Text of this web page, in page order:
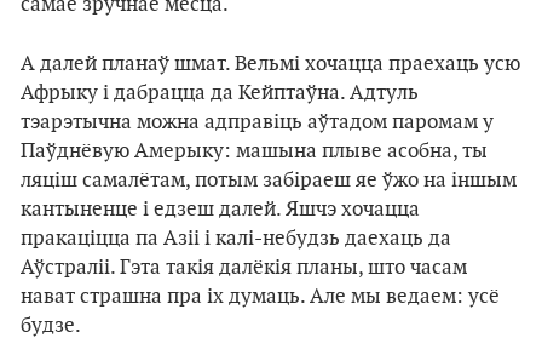
А далей планаў шмат. Вельмі хочацца праехаць усю
Афрыку і дабрацца да Кейптаўна. Адтуль
тэарэтычна можна адправіць аўтадом паромам у
Паўднёвую Амерыку: машына плыве асобна, ты
ляціш самалётам, потым забіраеш яе ўжо на іншым
кантыненце і едзеш далей. Яшчэ хочацца
пракаціцца па Азіі і калі-небудзь даехаць да
Аўстраліі. Гэта такія далёкія планы, што часам
нават страшна пра іх думаць. Але мы ведаем: усё
будзе.